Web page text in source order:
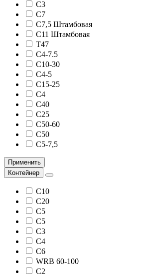
С3
С7
С7,5 Штамбовая
С11 Штамбовая
Т47
С4-7.5
С10-30
С4-5
С15-25
С4
С40
С25
С50-60
С50
С5-7,5
Применить
Контейнер
С10
С20
С5
C5
C3
С4
С6
WRB 60-100
С2